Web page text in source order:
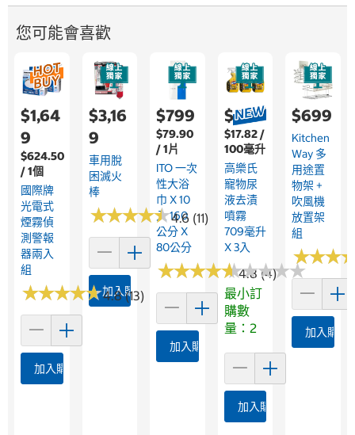
您可能會喜歡
$1,64
9
$624.50
/ 1個
國際牌
光電式
煙霧偵
測警報
器兩入
組
★★★★★
★★★★★4.8 (13)
加入購物車
$3,16
9
車用脫
困滅火
棒
★★★★★
★★★★★4.6 (11)
加入購物車
$799
$79.90
/ 1片
ITO 一次
性大浴
巾 X 10
入 160
公分 X
80公分
★★★★★
★★★★★4.8 (4)
加入購物車
$379
$17.82 /
100毫升
高樂氏
寵物尿
液去漬
噴霧
709毫升
X 3入
★★★★★
★★★★★
最小訂
購數
量：2
加入購物車
$699
Kitchen
Way 多
用途置
物架 +
吹風機
放置架
組
★★★
★★★
加入購物